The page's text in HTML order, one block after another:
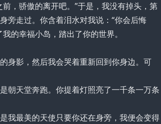
，骄傲的离开吧。”于是，我没有掉头，第
旁走过。你含着泪水对我说：“你会后悔
的幸福小岛，踏出了你的世界。
影，然后我会哭着重新回到你身边。可
天堂奔跑。你提着灯照亮了一千条一万条
最美的天使只要你还在身旁，我便会变得